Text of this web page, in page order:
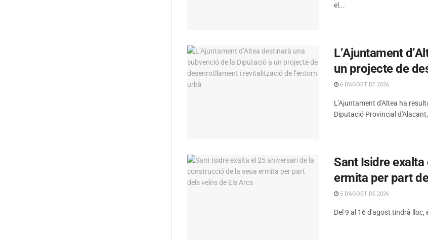
el...
L’Ajuntament
un projecte de
6 D'AGOST DE 2026
L'Ajuntament d'Altea ha
Diputació Provincial
Sant Isidre
ermita per part
5 D'AGOST DE 2026
Del 9 al 16 d'agost tindrà lloc,